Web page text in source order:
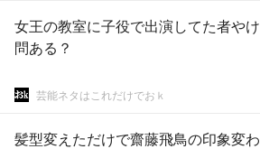
女王の教室に子役で出演してた者や
問ある？
芸能ネタはこれだけでおｋ
髪型変えただけで齋藤飛鳥の印象変